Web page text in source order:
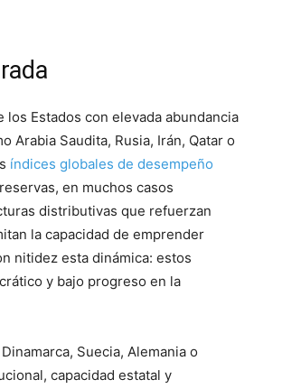
Estados con elevada abundancia
Saudita, Rusia, Irán, Qatar o
índices globales de desempeño
en muchos casos
distributivas que refuerzan
la capacidad de emprender
nitidez esta dinámica: estos
y bajo progreso en la
Suecia, Alemania o
capacidad estatal y